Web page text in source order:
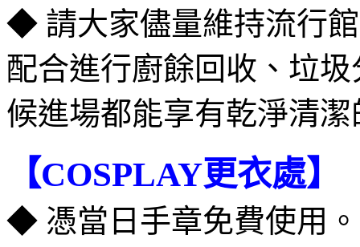
◆ 請大家儘量維持流行
配合進行廚餘回收、垃
候進場都能享有乾淨清
【COSPLAY更衣處】
◆ 憑當日手章免費使用。